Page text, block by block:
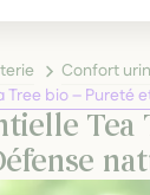
Confort
Tree bio – Pureté
Tea